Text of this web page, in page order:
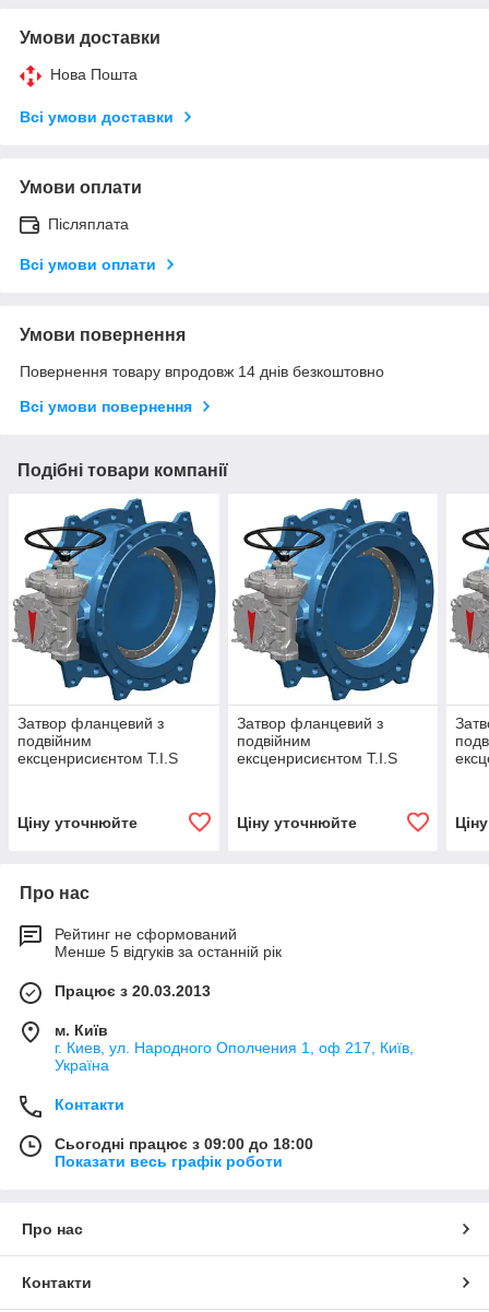
Умови доставки
Нова Пошта
Всі умови доставки
Умови оплати
Післяплата
Всі умови оплати
Умови повернення
Повернення товару впродовж 14 днів безкоштовно
Всі умови повернення
Подібні товари компанії
Затвор фланцевий з
подвійним
ексценрисиєнтом T.I.S
Ціну уточнюйте
Затвор фланцевий з
подвійним
ексценрисиєнтом T.I.S
Ціну уточнюйте
Про нас
Рейтинг не сформований
Менше 5 відгуків за останній рік
Працює з 20.03.2013
м. Київ
г. Киев, ул. Народного Ополчения 1, оф 217, Київ,
Україна
Контакти
Сьогодні працює з 09:00 до 18:00
Показати весь графік роботи
Про нас
Контакти